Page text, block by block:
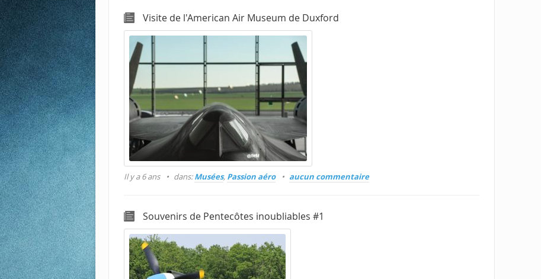
Visite de l'American Air Museum de Duxford
Il y a 6 ans dans:Musées, Passion aéro aucun commentaire
Souvenirs de Pentecôtes inoubliables #1